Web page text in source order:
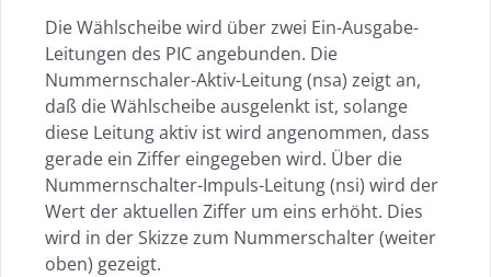
Die Wählscheibe wird über zwei Ein-Ausgabe-
Leitungen des PIC angebunden. Die
Nummernschaler-Aktiv-Leitung (nsa) zeigt an,
daß die Wählscheibe ausgelenkt ist, solange
diese Leitung aktiv ist wird angenommen, dass
gerade ein Ziffer eingegeben wird. Über die
Nummernschalter-Impuls-Leitung (nsi) wird der
Wert der aktuellen Ziffer um eins erhöht. Dies
wird in der Skizze zum Nummerschalter (weiter
oben) gezeigt.